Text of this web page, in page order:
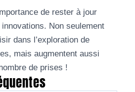
de rester à jour
Non seulement
dans l’exploration de
mais augmentent aussi
de prises !